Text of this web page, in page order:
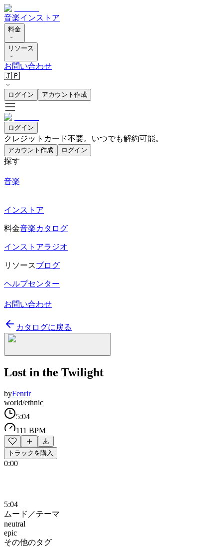
音楽インストア
料金
リソース
お問い合わせ
🇯🇵
ログイン アカウント作成
ログイン
クレジットカード不要。いつでも解約可能。
アカウント作成 ログイン
探す
音楽
インストア
料金音楽カタログ
インストアラジオ
リソースブログ
ヘルプセンター
お問い合わせ
カタログに戻る
Lost in the Twilight
byFenrir
world/ethnic
5:04
111 BPM
トラックを購入
0:00
5:04
ムード／テーマ
neutral
epic
その他のタグ